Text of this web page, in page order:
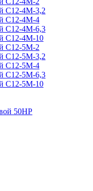
С12-4М-3,2
С12-4М-4
С12-4М-6,3
С12-4М-10
С12-5М-2
С12-5М-3,2
С12-5М-4
С12-5М-6,3
С12-5М-10
50НР